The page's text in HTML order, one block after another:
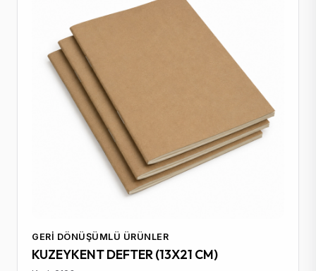
GERI DÖNÜŞÜMLÜ ÜRÜNLER
KUZEYKENT DEFTER (13X21 CM)